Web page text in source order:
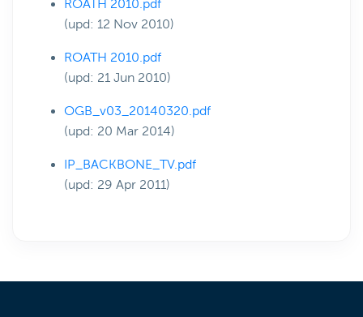
ROATH 2010.pdf
(upd: 12 Nov 2010)
ROATH 2010.pdf
(upd: 21 Jun 2010)
OGB_v03_20140320.pdf
(upd: 20 Mar 2014)
IP_BACKBONE_TV.pdf
(upd: 29 Apr 2011)